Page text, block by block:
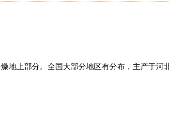
地上部分。全国大部分地区有分布，主产于